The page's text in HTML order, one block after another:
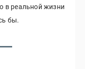
в реальной жизни
бы.